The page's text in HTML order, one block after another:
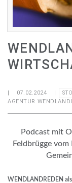
| 07.02.2024 |
AGENTUR
Podcast mit
Feldbrügge
WENDLANDREDEN als